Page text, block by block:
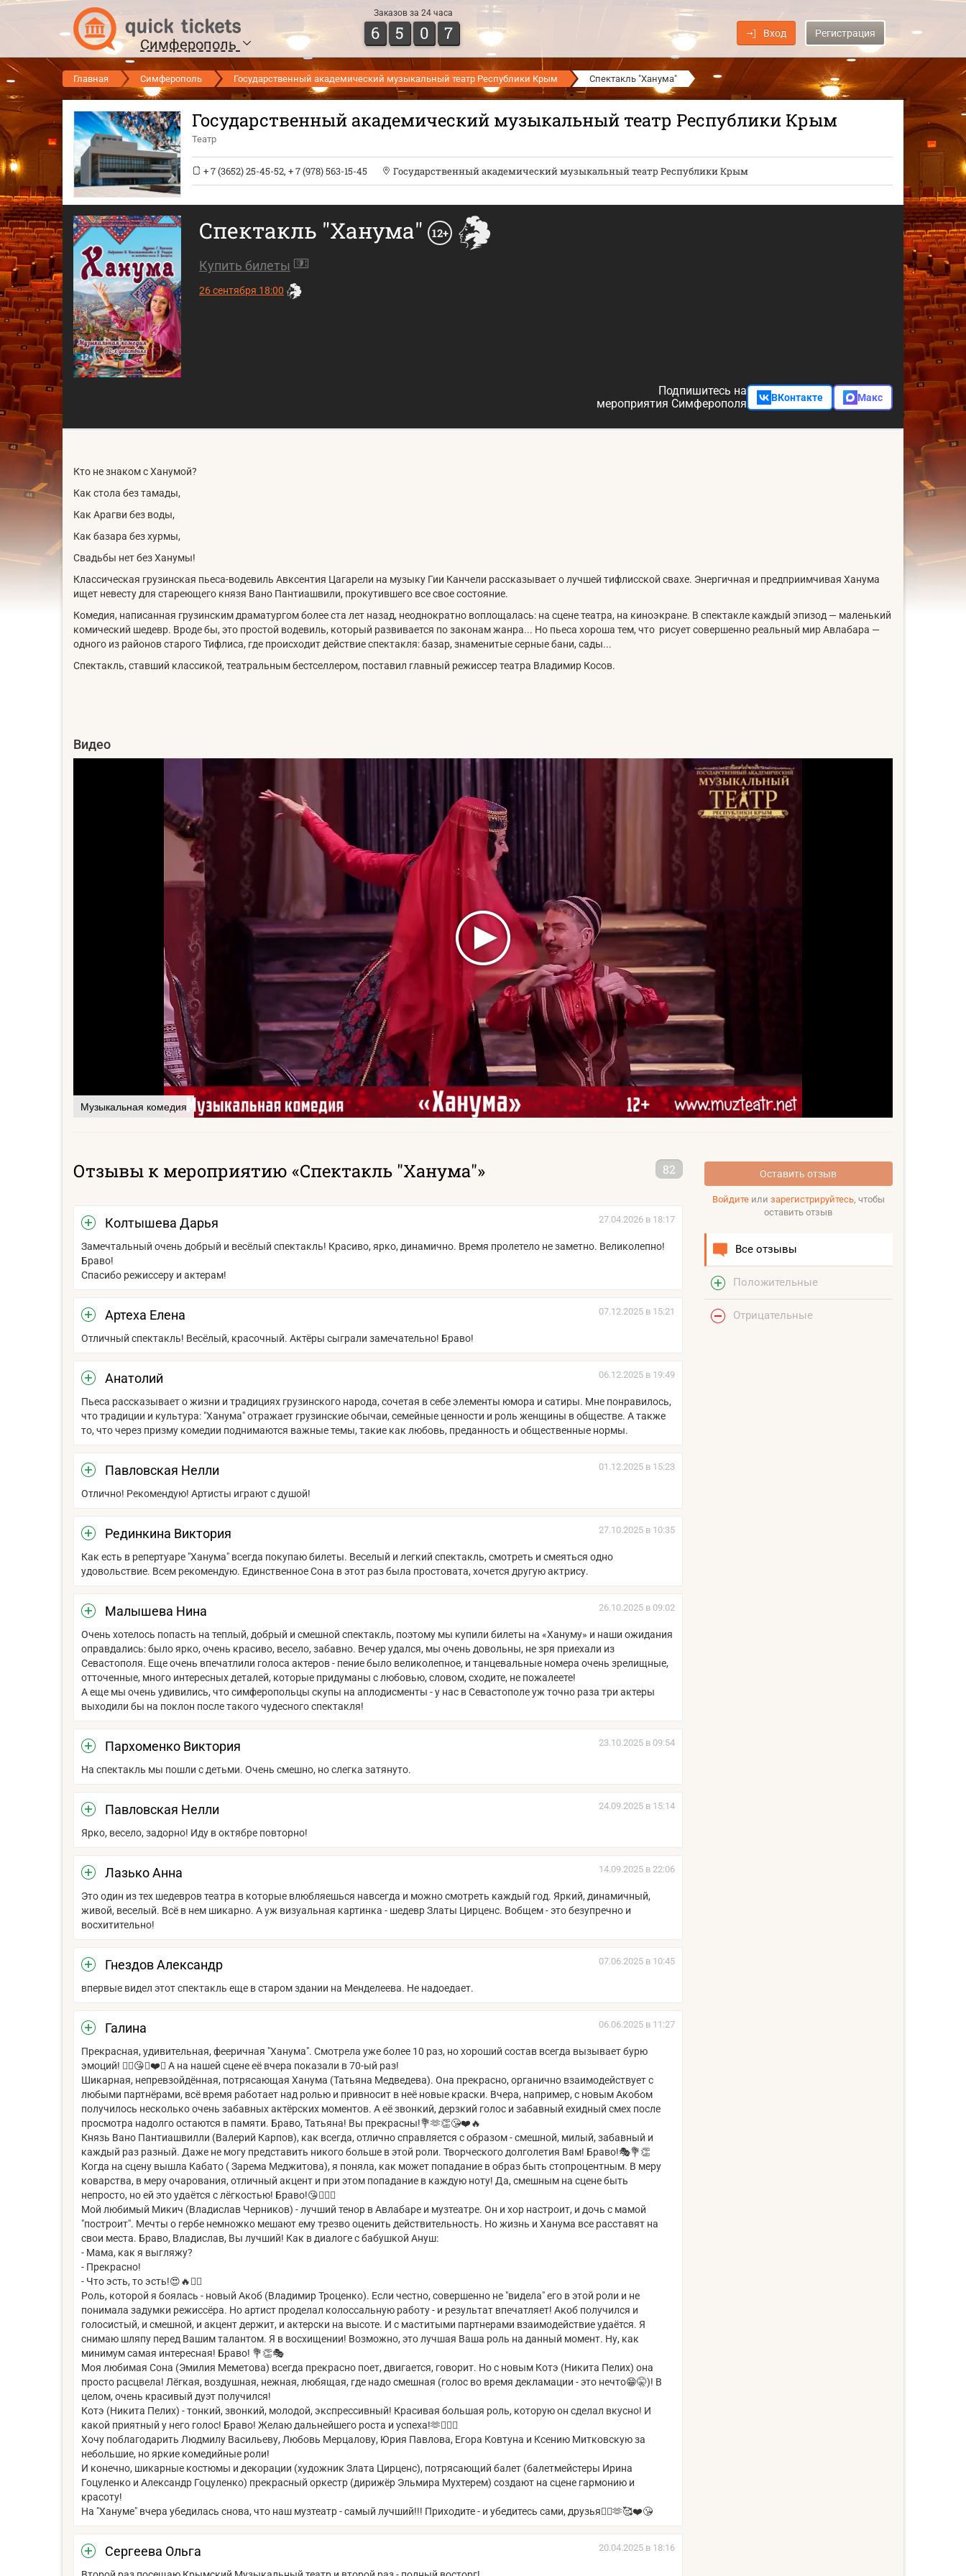
Симферополь
Заказов за 24 часа
6 5 0 7 Вход Регистрация
Главная Симферополь Государственный академический музыкальный театр Республики Крым Спектакль "Ханума"
Государственный академический музыкальный театр Республики Крым
Театр
+ 7 (3652) 25-45-52, + 7 (978) 563-15-45 Государственный академический музыкальный театр Республики Крым
Спектакль "Ханума" 12+
Купить билеты
26 сентября 18:00
Подпишитесь на
мероприятия Симферополя
ВКонтакте Макс
Кто не знаком с Ханумой?
Как стола без тамады,
Как Арагви без воды,
Как базара без хурмы,
Свадьбы нет без Ханумы!
Классическая грузинская пьеса-водевиль Авксентия Цагарели на музыку Гии Канчели рассказывает о лучшей тифлисской свахе. Энергичная и предприимчивая Ханума
ищет невесту для стареющего князя Вано Пантиашвили, прокутившего все свое состояние.
Комедия, написанная грузинским драматургом более ста лет назад, неоднократно воплощалась: на сцене театра, на киноэкране. В спектакле каждый эпизод — маленький
комический шедевр. Вроде бы, это простой водевиль, который развивается по законам жанра... Но пьеса хороша тем, что рисует совершенно реальный мир Авлабара —
одного из районов старого Тифлиса, где происходит действие спектакля: базар, знаменитые серные бани, сады...
Спектакль, ставший классикой, театральным бестселлером, поставил главный режиссер театра Владимир Косов.
Видео
Музыкальная комедия
82
Отзывы к мероприятию «Спектакль "Ханума"»
Колтышева Дарья 27.04.2026 в 18:17
Замечтальный очень добрый и весёлый спектакль! Красиво, ярко, динамично. Время пролетело не заметно. Великолепно!
Браво!
Спасибо режиссеру и актерам!
Артеха Елена 07.12.2025 в 15:21
Отличный спектакль! Весёлый, красочный. Актёры сыграли замечательно! Браво!
Анатолий 06.12.2025 в 19:49
Пьеса рассказывает о жизни и традициях грузинского народа, сочетая в себе элементы юмора и сатиры. Мне понравилось,
что традиции и культура: "Ханума" отражает грузинские обычаи, семейные ценности и роль женщины в обществе. А также
то, что через призму комедии поднимаются важные темы, такие как любовь, преданность и общественные нормы.
Павловская Нелли 01.12.2025 в 15:23
Отлично! Рекомендую! Артисты играют с душой!
Рединкина Виктория 27.10.2025 в 10:35
Как есть в репертуаре "Ханума" всегда покупаю билеты. Веселый и легкий спектакль, смотреть и смеяться одно
удовольствие. Всем рекомендую. Единственное Сона в этот раз была простовата, хочется другую актрису.
Малышева Нина 26.10.2025 в 09:02
Очень хотелось попасть на теплый, добрый и смешной спектакль, поэтому мы купили билеты на «Хануму» и наши ожидания
оправдались: было ярко, очень красиво, весело, забавно. Вечер удался, мы очень довольны, не зря приехали из
Севастополя. Еще очень впечатлили голоса актеров - пение было великолепное, и танцевальные номера очень зрелищные,
отточенные, много интересных деталей, которые придуманы с любовью, словом, сходите, не пожалеете!
А еще мы очень удивились, что симферопольцы скупы на аплодисменты - у нас в Севастополе уж точно раза три актеры
выходили бы на поклон после такого чудесного спектакля!
Пархоменко Виктория 23.10.2025 в 09:54
На спектакль мы пошли с детьми. Очень смешно, но слегка затянуто.
Павловская Нелли 24.09.2025 в 15:14
Ярко, весело, задорно! Иду в октябре повторно!
Лазько Анна 14.09.2025 в 22:06
Это один из тех шедевров театра в которые влюбляешься навсегда и можно смотреть каждый год. Яркий, динамичный,
живой, веселый. Всё в нем шикарно. А уж визуальная картинка - шедевр Златы Цирценс. Вобщем - это безупречно и
восхитительно!
Гнездов Александр 07.06.2025 в 10:45
впервые видел этот спектакль еще в старом здании на Менделеева. Не надоедает.
Галина 06.06.2025 в 11:27
Прекрасная, удивительная, фееричная "Ханума". Смотрела уже более 10 раз, но хороший состав всегда вызывает бурю
эмоций! ❤️‍🔥😘🔥❤️🥰 А на нашей сцене её вчера показали в 70-ый раз!
Шикарная, непревзойдённая, потрясающая Ханума (Татьяна Медведева). Она прекрасно, органично взаимодействует с
любыми партнёрами, всё время работает над ролью и привносит в неё новые краски. Вчера, например, с новым Акобом
получилось несколько очень забавных актёрских моментов. А её звонкий, дерзкий голос и забавный ехидный смех после
просмотра надолго остаются в памяти. Браво, Татьяна! Вы прекрасны!💐🫶👏😘❤️🔥
Князь Вано Пантиашвилли (Валерий Карпов), как всегда, отлично справляется с образом - смешной, милый, забавный и
каждый раз разный. Даже не могу представить никого больше в этой роли. Творческого долголетия Вам! Браво!🎭💐👏
Когда на сцену вышла Кабато ( Зарема Меджитова), я поняла, как может попадание в образ быть стопроцентным. В меру
коварства, в меру очарования, отличный акцент и при этом попадание в каждую ноту! Да, смешным на сцене быть
непросто, но ей это удаётся с лёгкостью! Браво!😘❤️‍🔥🔥
Мой любимый Микич (Владислав Черников) - лучший тенор в Авлабаре и музтеатре. Он и хор настроит, и дочь с мамой
"построит". Мечты о гербе немножко мешают ему трезво оценить действительность. Но жизнь и Ханума все расставят на
свои места. Браво, Владислав, Вы лучший! Как в диалоге с бабушкой Ануш:
- Мама, как я выгляжу?
- Прекрасно!
- Что эсть, то эсть!😍🔥❤️‍🔥
Роль, которой я боялась - новый Акоб (Владимир Троценко). Если честно, совершенно не "видела" его в этой роли и не
понимала задумки режиссёра. Но артист проделал колоссальную работу - и результат впечатляет! Акоб получился и
голосистый, и смешной, и акцент держит, и актерски на высоте. И с маститыми партнерами взаимодействие удаётся. Я
снимаю шляпу перед Вашим талантом. Я в восхищении! Возможно, это лучшая Ваша роль на данный момент. Ну, как
минимум самая интересная! Браво! 💐👏🎭
Моя любимая Сона (Эмилия Меметова) всегда прекрасно поет, двигается, говорит. Но с новым Котэ (Никита Пелих) она
просто расцвела! Лёгкая, воздушная, нежная, любящая, где надо смешная (голос во время декламации - это нечто😁🤫)! В
целом, очень красивый дуэт получился!
Котэ (Никита Пелих) - тонкий, звонкий, молодой, экспрессивный! Красивая большая роль, которую он сделал вкусно! И
какой приятный у него голос! Браво! Желаю дальнейшего роста и успеха!🫶❤️‍🔥🔥
Хочу поблагодарить Людмилу Васильеву, Любовь Мерцалову, Юрия Павлова, Егора Ковтуна и Ксению Митковскую за
небольшие, но яркие комедийные роли!
И конечно, шикарные костюмы и декорации (художник Злата Цирценс), потрясающий балет (балетмейстеры Ирина
Гоцуленко и Александр Гоцуленко) прекрасный оркестр (дирижёр Эльмира Мухтерем) создают на сцене гармонию и
красоту!
На "Хануме" вчера убедилась снова, что наш музтеатр - самый лучший!!! Приходите - и убедитесь сами, друзья❤️‍🔥🫶🥰❤️😘
Сергеева Ольга 20.04.2025 в 18:16
Оставить отзыв
Войдитеили зарегистрируйтесь, чтобы
оставить отзыв
Все отзывы
Положительные
Отрицательные